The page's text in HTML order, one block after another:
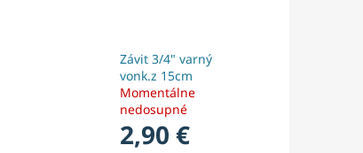
Závit 3/4" varný
vonk.z 15cm
Momentálne
nedosupné
2,90 €